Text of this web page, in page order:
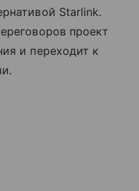
Starlink.
проект
и переходит к